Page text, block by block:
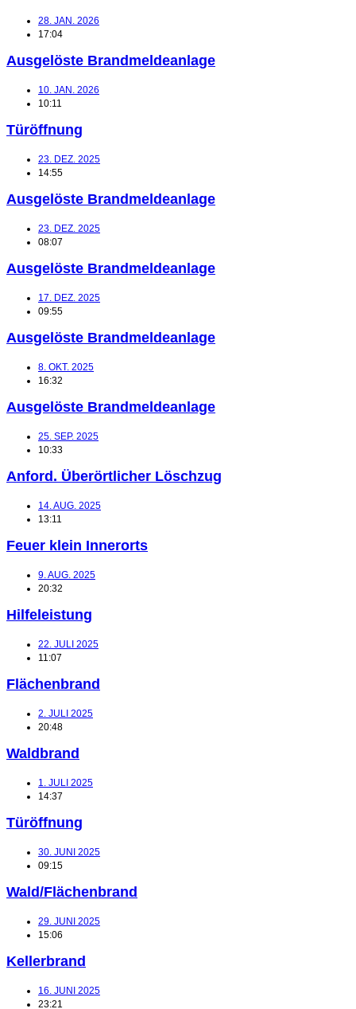
28. JAN. 2026
17:04
Ausgelöste Brandmeldeanlage
10. JAN. 2026
10:11
Türöffnung
23. DEZ. 2025
14:55
Ausgelöste Brandmeldeanlage
23. DEZ. 2025
08:07
Ausgelöste Brandmeldeanlage
17. DEZ. 2025
09:55
Ausgelöste Brandmeldeanlage
8. OKT. 2025
16:32
Ausgelöste Brandmeldeanlage
25. SEP. 2025
10:33
Anford. Überörtlicher Löschzug
14. AUG. 2025
13:11
Feuer klein Innerorts
9. AUG. 2025
20:32
Hilfeleistung
22. JULI 2025
11:07
Flächenbrand
2. JULI 2025
20:48
Waldbrand
1. JULI 2025
14:37
Türöffnung
30. JUNI 2025
09:15
Wald/Flächenbrand
29. JUNI 2025
15:06
Kellerbrand
16. JUNI 2025
23:21